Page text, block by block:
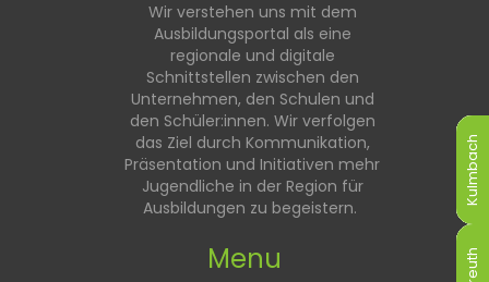
Kulmbach
Kulmbach
Kulmbach
Kulmbach
Kulmbach
Kulmbach
Wir verstehen uns mit dem
Ausbildungsportal als eine
regionale und digitale
Schnittstellen zwischen den
Unternehmen, den Schulen und
den Schüler:innen. Wir verfolgen
das Ziel durch Kommunikation,
Präsentation und Initiativen mehr
Jugendliche in der Region für
Ausbildungen zu begeistern.
Menu